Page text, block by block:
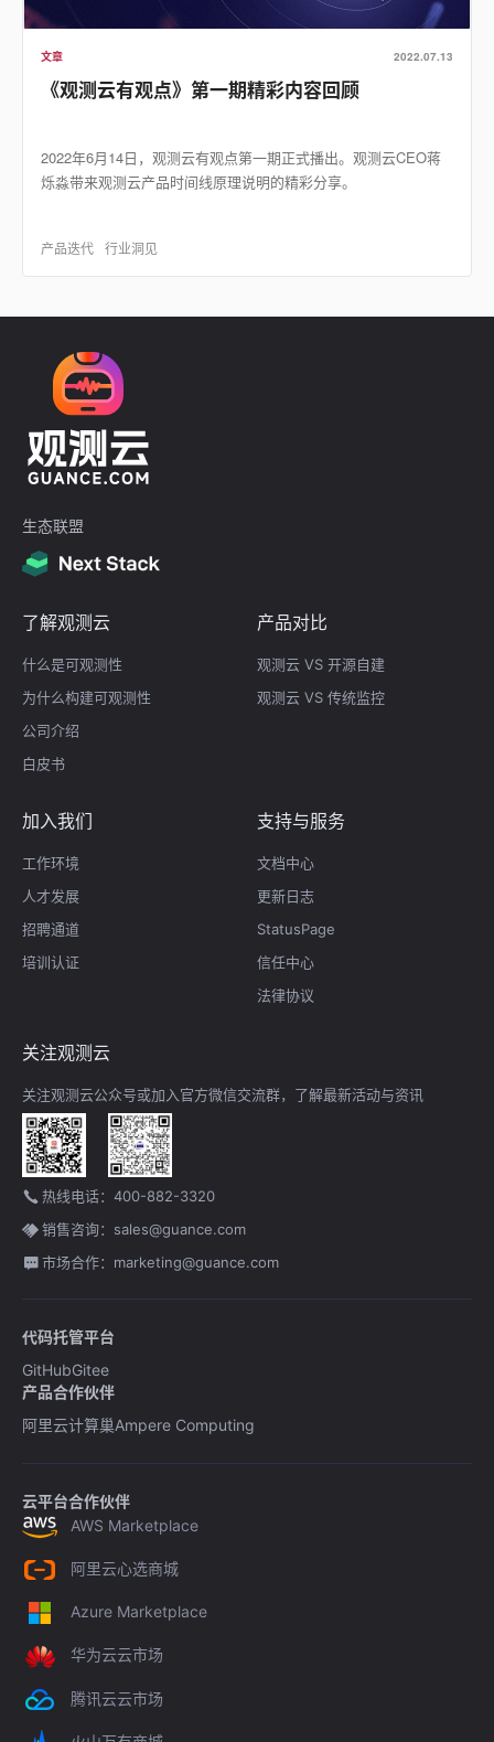
文章 2022.07.13
《观测云有观点》第一期精彩内容回顾
2022年6月14日，观测云有观点第一期正式播出。观测云CEO蒋
烁淼带来观测云产品时间线原理说明的精彩分享。
产品迭代 行业洞见
生态联盟
了解观测云
什么是可观测性
为什么构建可观测性
公司介绍
白皮书
产品对比
观测云 VS 开源自建
观测云 VS 传统监控
加入我们
工作环境
人才发展
招聘通道
培训认证
支持与服务
文档中心
更新日志
StatusPage
信任中心
法律协议
关注观测云
关注观测云公众号或加入官方微信交流群，了解最新活动与资讯
热线电话：400-882-3320
销售咨询：sales@guance.com
市场合作：marketing@guance.com
代码托管平台
GitHubGitee
产品合作伙伴
阿里云计算巢Ampere Computing
云平台合作伙伴
AWS Marketplace
阿里云心选商城
Azure Marketplace
华为云云市场
腾讯云云市场